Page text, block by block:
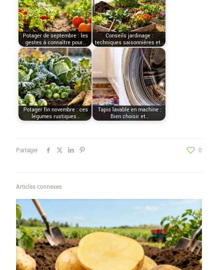
Potager de septembre : les
gestes à connaître pour…
Conseils jardinage :
techniques saisonnières et…
Potager fin novembre : ces
légumes rustiques…
Tapis lavable en machine :
Bien choisir et…
Partager 0
Articles connexes